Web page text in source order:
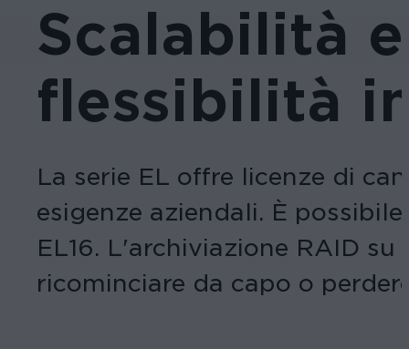
Scalabilità e
flessibilità
La serie EL offre licenze di
esigenze aziendali. È
EL16. L'archiviazione RAID
ricominciare da capo o